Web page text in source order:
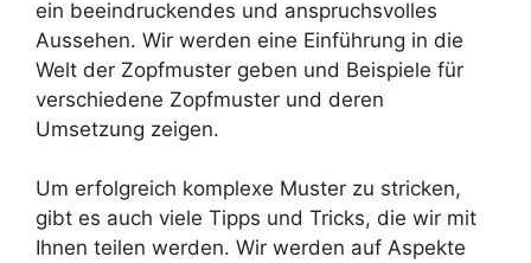
ein beeindruckendes und anspruchsvolles
Aussehen. Wir werden eine Einführung in die
Welt der Zopfmuster geben und Beispiele für
verschiedene Zopfmuster und deren
Umsetzung zeigen.
Um erfolgreich komplexe Muster zu stricken,
gibt es auch viele Tipps und Tricks, die wir mit
Ihnen teilen werden. Wir werden auf Aspekte